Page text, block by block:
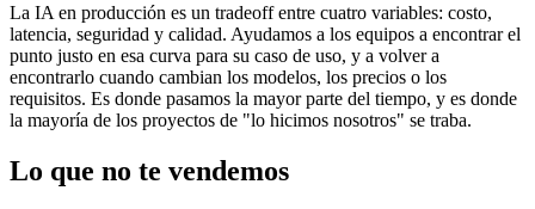
La IA en producción es un tradeoff entre cuatro variables: costo,
latencia, seguridad y calidad. Ayudamos a los equipos a encontrar el
punto justo en esa curva para su caso de uso, y a volver a
encontrarlo cuando cambian los modelos, los precios o los
requisitos. Es donde pasamos la mayor parte del tiempo, y es donde
la mayoría de los proyectos de "lo hicimos nosotros" se traba.
Lo que no te vendemos